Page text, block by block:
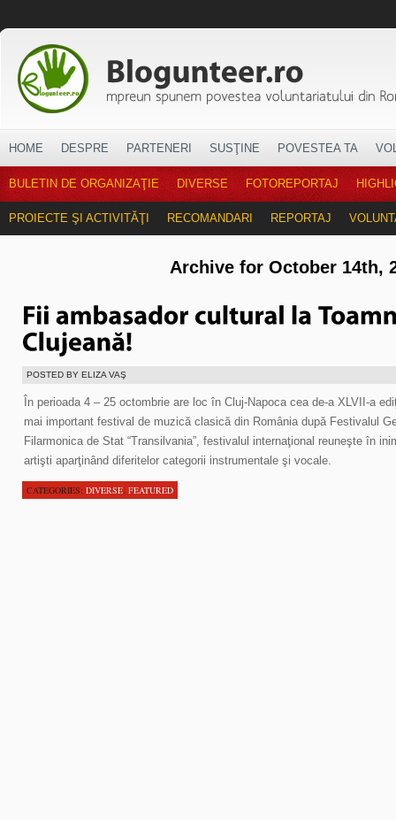
HOME DESPRE PARTENERI SUSŢINE POVESTEA TA
BULETIN DE ORGANIZAŢIE DIVERSE FOTOREPORTAJ
PROIECTE ŞI ACTIVITĂŢI RECOMANDARI REPORTAJ
Archive for October 14th,
POSTED BY ELIZA VAŞ
În perioada 4 – 25 octombrie are loc în Cluj-Napoca cea de-a XLVII-a
mai important festival de muzică clasică din România după Festivalul
Filarmonica de Stat “Transilvania”, festivalul internaţional reuneşte în
artişti aparţinând diferitelor categorii instrumentale şi vocale.
CATEGORIES: DIVERSE, FEATURED